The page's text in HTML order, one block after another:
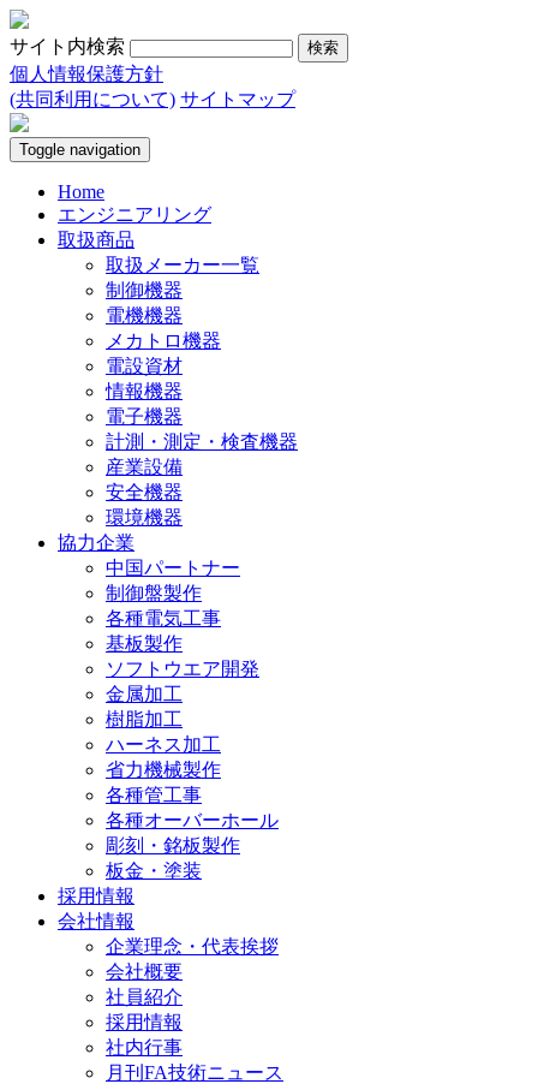
サイト内検索
個人情報保護方針
(共同利用について) サイトマップ
Toggle navigation
Home
エンジニアリング
取扱商品
取扱メーカー一覧
制御機器
電機機器
メカトロ機器
電設資材
情報機器
電子機器
計測・測定・検査機器
産業設備
安全機器
環境機器
協力企業
中国パートナー
制御盤製作
各種電気工事
基板製作
ソフトウエア開発
金属加工
樹脂加工
ハーネス加工
省力機械製作
各種管工事
各種オーバーホール
彫刻・銘板製作
板金・塗装
採用情報
会社情報
企業理念・代表挨拶
会社概要
社員紹介
採用情報
社内行事
月刊FA技術ニュース